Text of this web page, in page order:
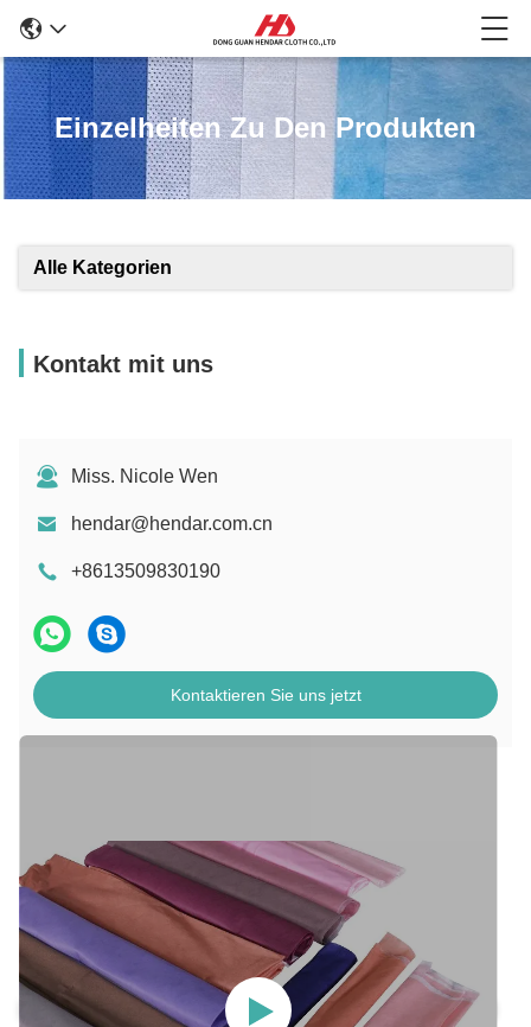
Einzelheiten Zu Den Produkten
Alle Kategorien
Kontakt mit uns
Miss. Nicole Wen
hendar@hendar.com.cn
+8613509830190
Kontaktieren Sie uns jetzt